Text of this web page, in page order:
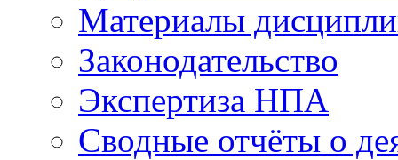
Материалы
Законодательство
Экспертиза НПА
Сводные отчёты о